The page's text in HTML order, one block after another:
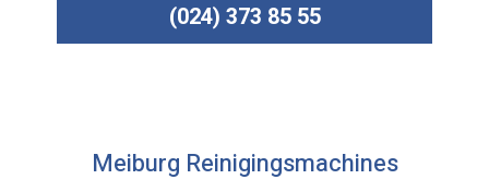
(024) 373 85 55
Meiburg Reinigingsmachines